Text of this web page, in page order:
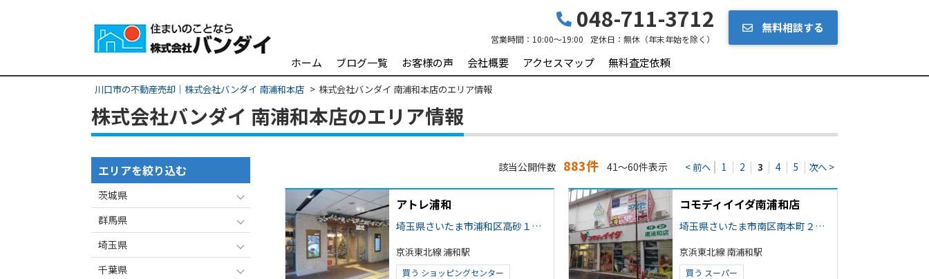
048-711-3712
営業時間： 10:00～19:00 定休日： 無休（年末年始を除く）
無料相談する
ホーム ブログ一覧 お客様の声 会社概要 アクセスマップ 無料査定依頼
川口市の不動産売却｜株式会社バンダイ 南浦和本店 株式会社バンダイ 南浦和本店のエリア情報
株式会社バンダイ 南浦和本店のエリア情報
該当公開件数 883件 41～60件表示 < 前へ 1 2 3 4 5 次へ >
アトレ浦和
埼玉県さいたま市浦和区高砂１丁目
京浜東北線 浦和駅
買う ショッピングセンター
コモディイイダ南浦和店
埼玉県さいたま市南区南本町２丁目
京浜東北線 南浦和駅
買う スーパー
エリアを絞り込む
茨城県
群馬県
埼玉県
千葉県